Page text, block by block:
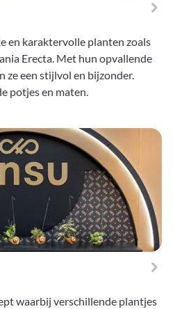
en karaktervolle planten zoals
Erecta. Met hun opvallende
een stijlvol en bijzonder.
potjes en maten.
waarbij verschillende plantjes